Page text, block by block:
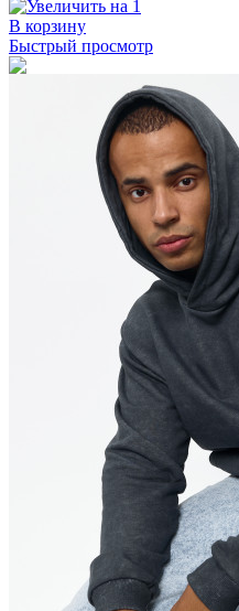
В корзину
Быстрый просмотр